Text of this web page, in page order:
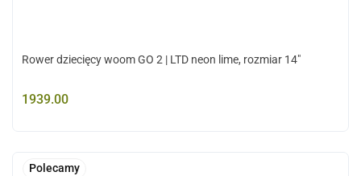
Rower dziecięcy woom GO 2 | LTD neon lime, rozmiar 14"
1939.00
Polecamy